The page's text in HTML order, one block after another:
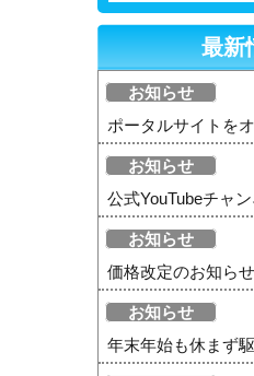
最新
お知らせ
ポータルサイトを
お知らせ
公式YouTubeチャ
お知らせ
価格改定のお知らせ
お知らせ
年末年始も休まず